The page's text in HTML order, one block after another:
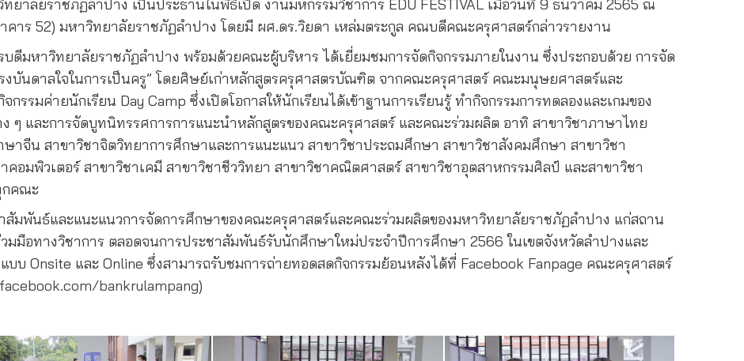
าลัยราชภัฏลำปาง เป็นประธานในพิธีเปิด งานมหกรรมวิชาการ EDU FESTIVAL เมื่อวันที่ 9 ธันวาคม 2565 ณ
าร 52) มหาวิทยาลัยราชภัฏลำปาง โดยมี ผศ.ดร.วิยดา เหล่มตระกูล คณบดีคณะครุศาสตร์กล่าวรายงาน
ดีมหาวิทยาลัยราชภัฏลำปาง พร้อมด้วยคณะผู้บริหาร ได้เยี่ยมชมการจัดกิจกรรมภายในงาน ซึ่งประกอบด้วย การจัด
แรงบันดาลใจในการเป็นครู” โดยศิษย์เก่าหลักสูตรครุศาสตรบัณฑิต จากคณะครุศาสตร์ คณะมนุษยศาสตร์และ
กรรมค่ายนักเรียน Day Camp ซึ่งเปิดโอกาสให้นักเรียนได้เข้าฐานการเรียนรู้ ทำกิจกรรมการทดลองและเกมของ
ๆ และการจัดบูทนิทรรศการการแนะนำหลักสูตรของคณะครุศาสตร์ และคณะร่วมผลิต อาทิ สาขาวิชาภาษาไทย
าจีน สาขาวิชาจิตวิทยาการศึกษาและการแนะแนว สาขาวิชาประถมศึกษา สาขาวิชาสังคมศึกษา สาขาวิชา
อมพิวเตอร์ สาขาวิชาเคมี สาขาวิชาชีววิทยา สาขาวิชาคณิตศาสตร์ สาขาวิชาอุตสาหกรรมศิลป์ และสาขาวิชา
กคณะ
สัมพันธ์และแนะแนวการจัดการศึกษาของคณะครุศาสตร์และคณะร่วมผลิตของมหาวิทยาลัยราชภัฏลำปาง แก่สถาน
มมือทางวิชาการ ตลอดจนการประชาสัมพันธ์รับนักศึกษาใหม่ประจำปีการศึกษา 2566 ในเขตจังหวัดลำปางและ
บบ Onsite และ Online ซึ่งสามารถรับชมการถ่ายทอดสดกิจกรรมย้อนหลังได้ที่ Facebook Fanpage คณะครุศาสตร์
bankrulampang)